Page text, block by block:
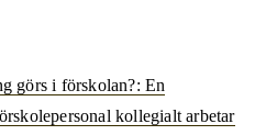
görs i förskolan?: En
kollegialt arbetar